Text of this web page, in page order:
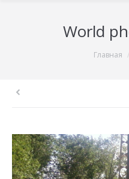
World
Главная